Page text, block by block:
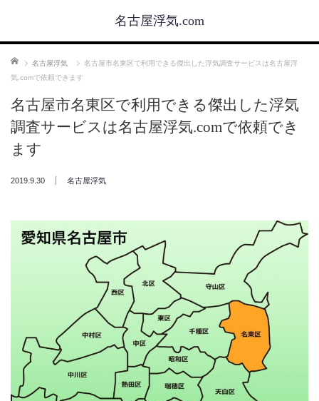
名古屋浮気.com
ホーム 名古屋浮気
名古屋市名東区で利用できる傑出した浮気調査サービスは名古屋浮
気.comで依頼できます
名古屋市名東区で利用できる傑出した浮気
調査サービスは名古屋浮気.comで依頼でき
ます
2019.9.30 名古屋浮気